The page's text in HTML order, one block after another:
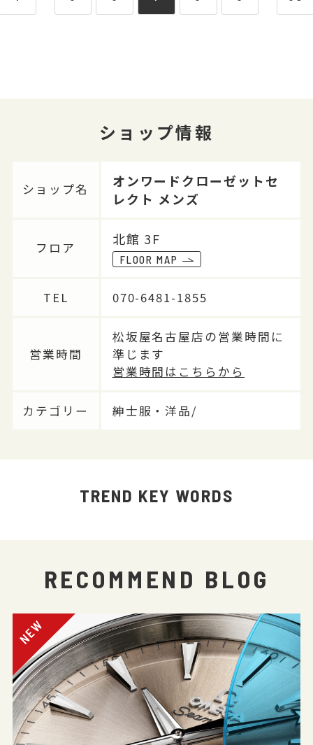
ショップ情報
ショップ名
オンワードクローゼットセ
レクト メンズ
フロア
北館 3F
FLOOR MAP
TEL 070-6481-1855
営業時間
松坂屋名古屋店の営業時間に
準じます
営業時間はこちらから
カテゴリー 紳士服・洋品/
TREND KEY WORDS
RECOMMEND BLOG